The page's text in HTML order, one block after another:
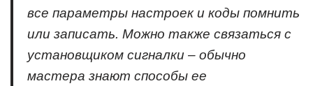
все параметры настроек и коды помнить
или записать. Можно также связаться с
установщиком сигналки – обычно
мастера знают способы ее